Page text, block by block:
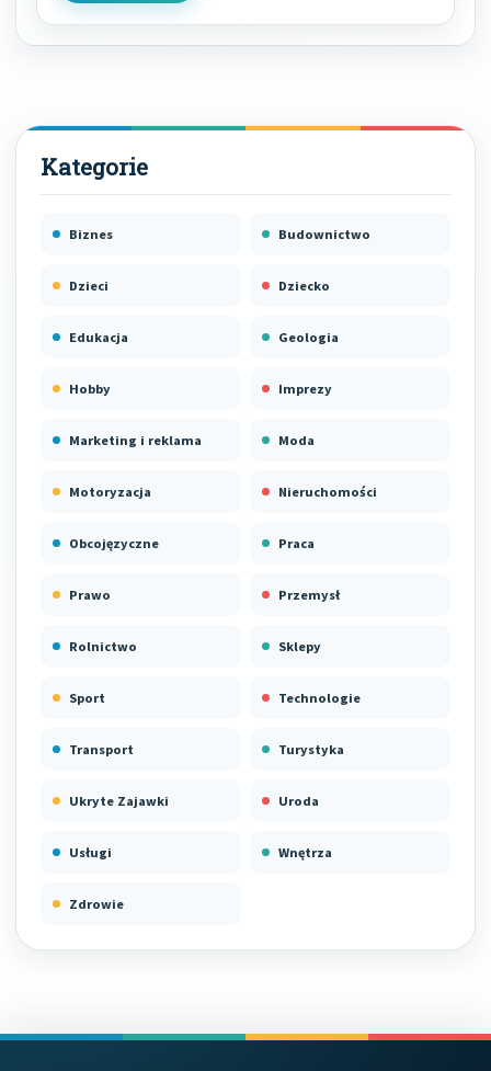
Biznes Budownictwo
Dzieci Dziecko
Edukacja Geologia
Hobby Imprezy
Marketing i reklama Moda
Motoryzacja Nieruchomości
Obcojęzyczne Praca
Prawo Przemysł
Rolnictwo Sklepy
Sport Technologie
Transport Turystyka
Ukryte Zajawki Uroda
Usługi Wnętrza
Zdrowie